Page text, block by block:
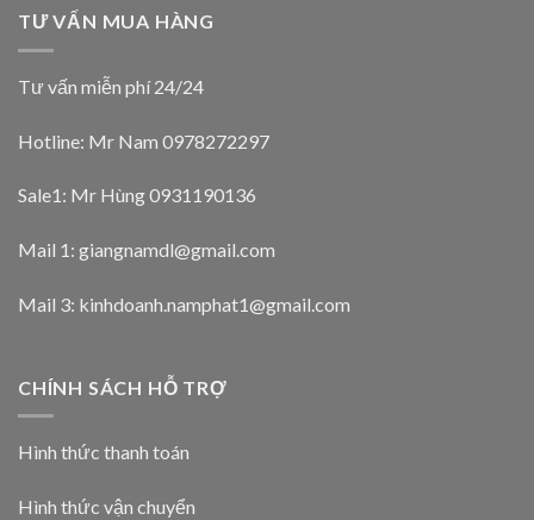
TƯ VẤN MUA HÀNG
Tư vấn miễn phí 24/24
Hotline: Mr Nam 0978272297
Sale1: Mr Hùng 0931190136
Mail 1: giangnamdl@gmail.com
Mail 3: kinhdoanh.namphat1@gmail.com
CHÍNH SÁCH HỖ TRỢ
Hình thức thanh toán
Hình thức vận chuyển